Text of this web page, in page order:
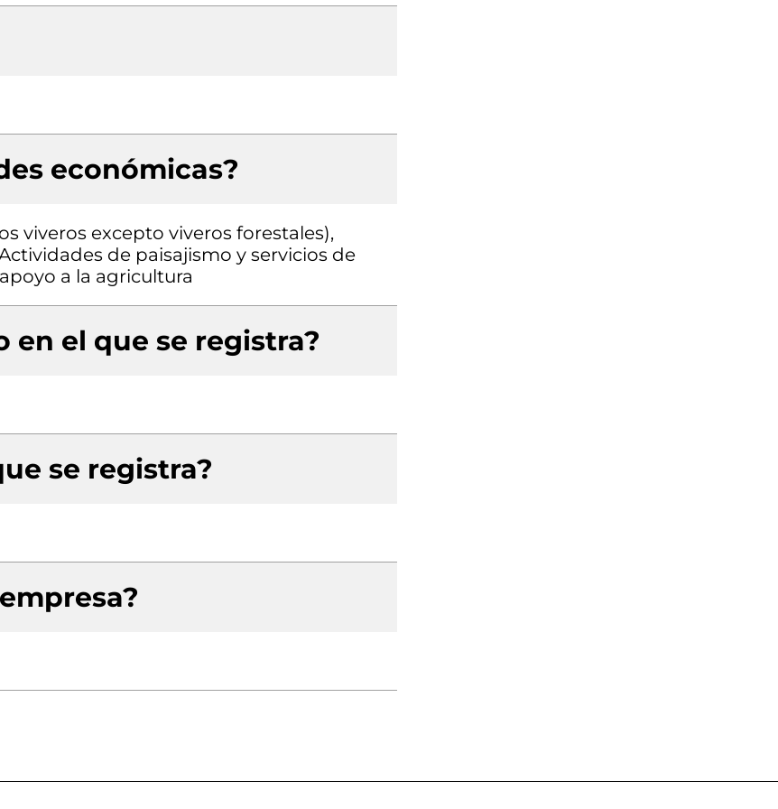
económicas?
viveros excepto viveros forestales),
de paisajismo y servicios de
a la agricultura
en el que se registra?
se registra?